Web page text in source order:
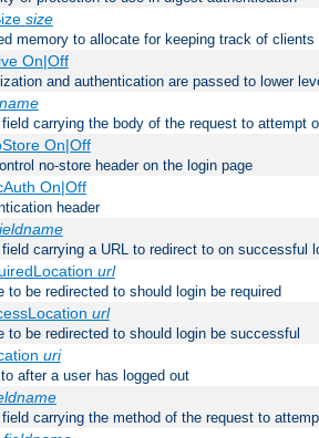
size
memory to allocate for keeping track of clients
On|Off
and authentication are passed to lower
carrying the body of the request to attempt
On|Off
no-store header on the login page
On|Off
header
carrying a URL to redirect to on successful
url
to be redirected to should login be required
url
to be redirected to should login be successful
uri
after a user has logged out
carrying the method of the request to